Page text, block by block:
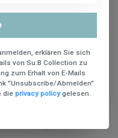
erklären Sie sich
von Su.B Collection zu
zum Erhalt von E-Mails
"Unsubscribe/Abmelden"
die privacy policy gelesen.